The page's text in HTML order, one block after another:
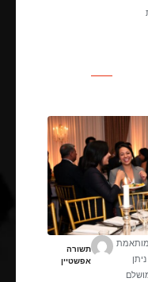
מותאמת
תשורה
אפשטיין